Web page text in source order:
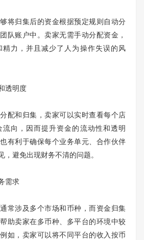
归集后的资金根据预定规则自动分
队账户中。卖家无需手动分配资金，
力，并且减少了人为操作失误的风
透明度
和归集，卖家可以实时查看每个店
向，因而提升资金的流动性和透明
有利于确保每个业务单元、合作伙伴
，避免出现财务不清的问题。
需求
涉及多个市场和币种，而资金归集
助卖家在多币种、多平台的环境中较
如，卖家可以将不同平台的收入按币